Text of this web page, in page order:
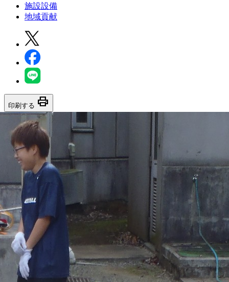
施設設備
地域貢献
印刷する print